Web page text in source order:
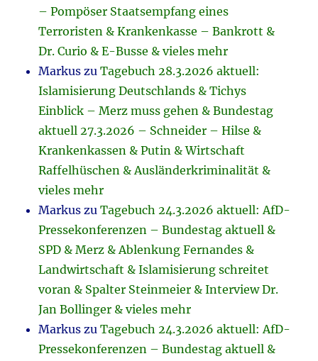
– Pompöser Staatsempfang eines
Terroristen & Krankenkasse – Bankrott &
Dr. Curio & E-Busse & vieles mehr
Markus zuTagebuch 28.3.2026 aktuell:
Islamisierung Deutschlands & Tichys
Einblick – Merz muss gehen & Bundestag
aktuell 27.3.2026 – Schneider – Hilse &
Krankenkassen & Putin & Wirtschaft
Raffelhüschen & Ausländerkriminalität &
vieles mehr
Markus zuTagebuch 24.3.2026 aktuell: AfD-
Pressekonferenzen – Bundestag aktuell &
SPD & Merz & Ablenkung Fernandes &
Landwirtschaft & Islamisierung schreitet
voran & Spalter Steinmeier & Interview Dr.
Jan Bollinger & vieles mehr
Markus zuTagebuch 24.3.2026 aktuell: AfD-
Pressekonferenzen – Bundestag aktuell &